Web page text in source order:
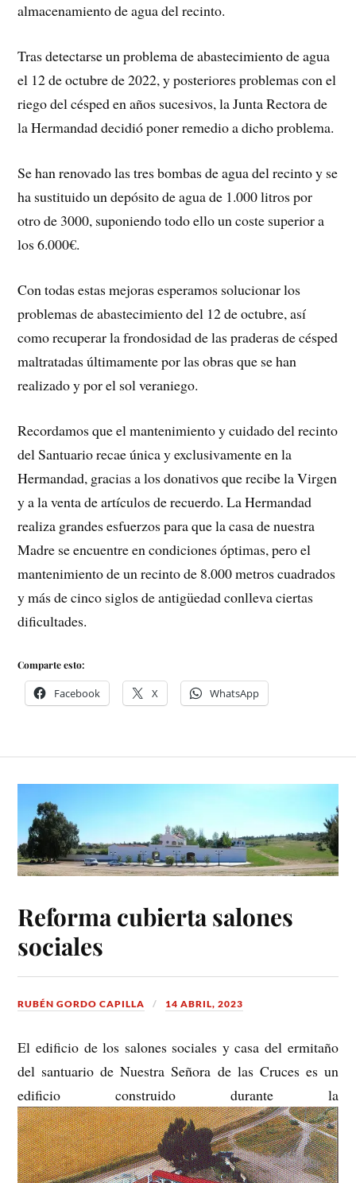
almacenamiento de agua del recinto.
Tras detectarse un problema de abastecimiento de agua
el 12 de octubre de 2022, y posteriores problemas con el
riego del césped en años sucesivos, la Junta Rectora de
la Hermandad decidió poner remedio a dicho problema.
Se han renovado las tres bombas de agua del recinto y se
ha sustituido un depósito de agua de 1.000 litros por
otro de 3000, suponiendo todo ello un coste superior a
los 6.000€.
Con todas estas mejoras esperamos solucionar los
problemas de abastecimiento del 12 de octubre, así
como recuperar la frondosidad de las praderas de césped
maltratadas últimamente por las obras que se han
realizado y por el sol veraniego.
Recordamos que el mantenimiento y cuidado del recinto
del Santuario recae única y exclusivamente en la
Hermandad, gracias a los donativos que recibe la Virgen
y a la venta de artículos de recuerdo. La Hermandad
realiza grandes esfuerzos para que la casa de nuestra
Madre se encuentre en condiciones óptimas, pero el
mantenimiento de un recinto de 8.000 metros cuadrados
y más de cinco siglos de antigüedad conlleva ciertas
dificultades.
Comparte esto:
Facebook X WhatsApp
Reforma cubierta salones
sociales
RUBÉN GORDO CAPILLA 14 ABRIL, 2023
El edificio de los salones sociales y casa del ermitaño
del santuario de Nuestra Señora de las Cruces es un
edificio construido durante la